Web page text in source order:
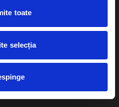
toate
selecția
Cum comand bilete?
eBilet printat acasa